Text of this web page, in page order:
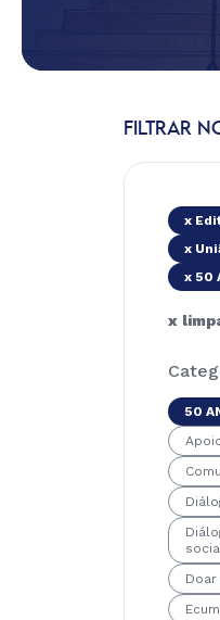
FILTRAR
x
x
x 50
x
50